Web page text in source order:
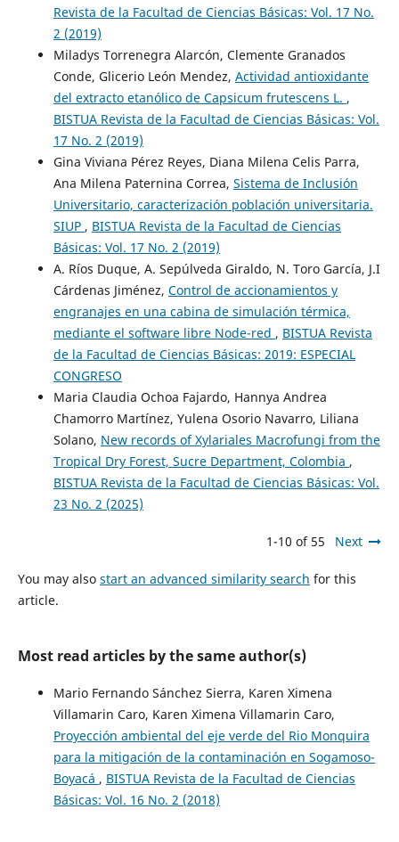
Revista de la Facultad de Ciencias Básicas: Vol. 17 No.
2 (2019)
Miladys Torrenegra Alarcón, Clemente Granados
Conde, Glicerio León Mendez, Actividad antioxidante
del extracto etanólico de Capsicum frutescens L. ,
BISTUA Revista de la Facultad de Ciencias Básicas: Vol.
17 No. 2 (2019)
Gina Viviana Pérez Reyes, Diana Milena Celis Parra,
Ana Milena Paternina Correa, Sistema de Inclusión
Universitario, caracterización población universitaria.
SIUP , BISTUA Revista de la Facultad de Ciencias
Básicas: Vol. 17 No. 2 (2019)
A. Ríos Duque, A. Sepúlveda Giraldo, N. Toro García, J.I
Cárdenas Jiménez, Control de accionamientos y
engranajes en una cabina de simulación térmica,
mediante el software libre Node-red , BISTUA Revista
de la Facultad de Ciencias Básicas: 2019: ESPECIAL
CONGRESO
Maria Claudia Ochoa Fajardo, Hannya Andrea
Chamorro Martínez, Yulena Osorio Navarro, Liliana
Solano, New records of Xylariales Macrofungi from the
Tropical Dry Forest, Sucre Department, Colombia ,
BISTUA Revista de la Facultad de Ciencias Básicas: Vol.
23 No. 2 (2025)
1-10 of 55 Next
You may also start an advanced similarity search for this
article.
Most read articles by the same author(s)
Mario Fernando Sánchez Sierra, Karen Ximena
Villamarin Caro, Karen Ximena Villamarin Caro,
Proyección ambiental del eje verde del Rio Monquira
para la mitigación de la contaminación en Sogamoso-
Boyacá , BISTUA Revista de la Facultad de Ciencias
Básicas: Vol. 16 No. 2 (2018)